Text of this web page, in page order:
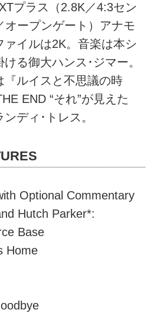
プラス（2.8K／4:3セン
オープンゲート）アナモ
ァイルは2K。音楽は本シ
る御大ハンス･ジマー。
『ルイスと不思議の時
END “それ”が見えた
ディ･トレス。
Optional Commentary
Hutch Parker*:
Base
Home